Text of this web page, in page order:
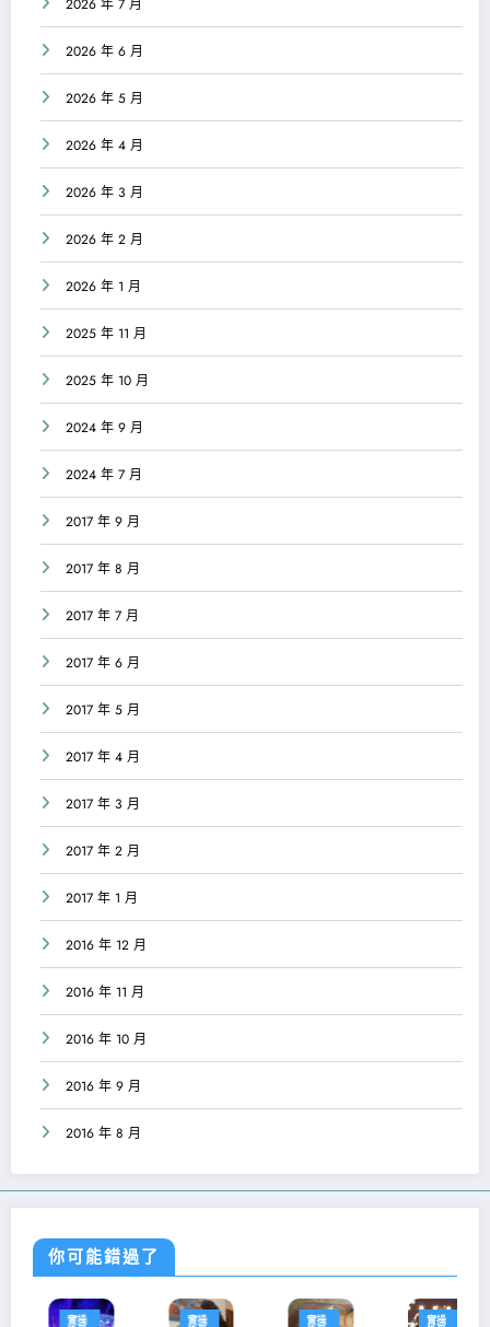
2026 年 7 月
2026 年 6 月
2026 年 5 月
2026 年 4 月
2026 年 3 月
2026 年 2 月
2026 年 1 月
2025 年 11 月
2025 年 10 月
2024 年 9 月
2024 年 7 月
2017 年 9 月
2017 年 8 月
2017 年 7 月
2017 年 6 月
2017 年 5 月
2017 年 4 月
2017 年 3 月
2017 年 2 月
2017 年 1 月
2016 年 12 月
2016 年 11 月
2016 年 10 月
2016 年 9 月
2016 年 8 月
你可能錯過了
實操 實操 實操 實操